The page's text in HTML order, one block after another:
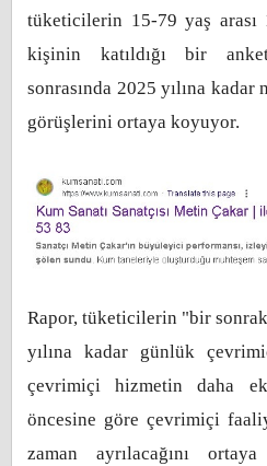
tüketicilerin 15-79 yaş arası
kişinin katıldığı bir
sonrasında 2025 yılına
görüşlerini ortaya koyuyor.
Rapor, tüketicilerin "bir
yılına kadar günlük
çevrimiçi hizmetin daha
öncesine göre çevrimiçi
zaman ayrılacağını